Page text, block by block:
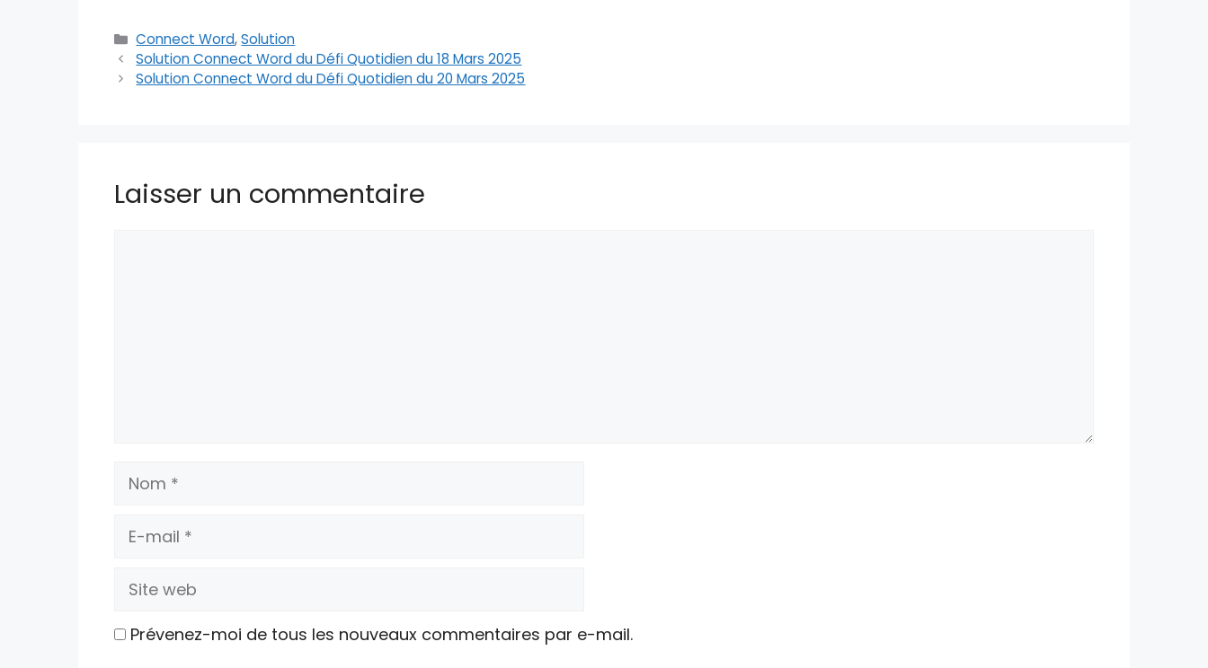
Catégories
Connect Word,Solution
Solution Connect Word du Défi Quotidien du 18 Mars 2025
Solution Connect Word du Défi Quotidien du 20 Mars 2025
Laisser un commentaire
Nom
E-
Site
Prévenez-moi de tous les nouveaux commentaires par e-mail.